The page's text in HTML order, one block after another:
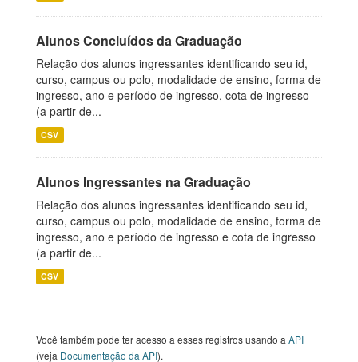
Alunos Concluídos da Graduação
Relação dos alunos ingressantes identificando seu id,
curso, campus ou polo, modalidade de ensino, forma de
ingresso, ano e período de ingresso, cota de ingresso
(a partir de...
CSV
Alunos Ingressantes na Graduação
Relação dos alunos ingressantes identificando seu id,
curso, campus ou polo, modalidade de ensino, forma de
ingresso, ano e período de ingresso e cota de ingresso
(a partir de...
CSV
Você também pode ter acesso a esses registros usando a API
(veja Documentação da API).